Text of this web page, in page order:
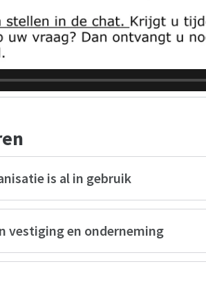
is al in gebruik
vestiging en onderneming